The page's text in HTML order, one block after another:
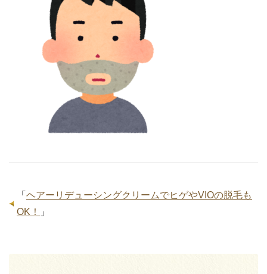
「 ヘアーリデューシングクリームでヒゲやVIOの脱毛も
OK！
」